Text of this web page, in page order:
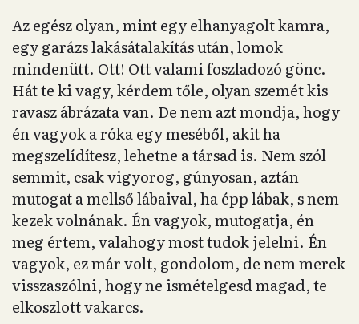
Az egész olyan, mint egy elhanyagolt kamra,
egy garázs lakásátalakítás után, lomok
mindenütt. Ott! Ott valami foszladozó gönc.
Hát te ki vagy, kérdem tőle, olyan szemét kis
ravasz ábrázata van. De nem azt mondja, hogy
én vagyok a róka egy meséből, akit ha
megszelídítesz, lehetne a társad is. Nem szól
semmit, csak vigyorog, gúnyosan, aztán
mutogat a mellső lábaival, ha épp lábak, s nem
kezek volnának. Én vagyok, mutogatja, én
meg értem, valahogy most tudok jelelni. Én
vagyok, ez már volt, gondolom, de nem merek
visszaszólni, hogy ne ismételgesd magad, te
elkoszlott vakarcs.